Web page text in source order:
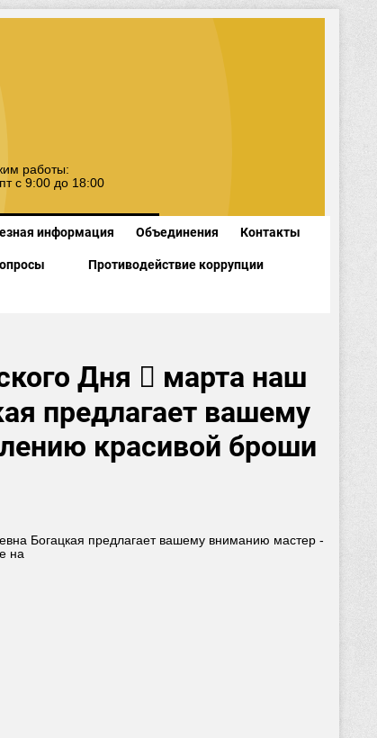
работы:
с 9:00 до 18:00
информация Объединения Контакты
Противодействие коррупции
Дня ⃣ марта наш
предлагает вашему
красивой броши
Богацкая предлагает вашему вниманию мастер -
на